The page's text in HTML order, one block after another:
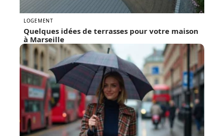
LOGEMENT
Quelques idées de terrasses pour votre maison
à Marseille